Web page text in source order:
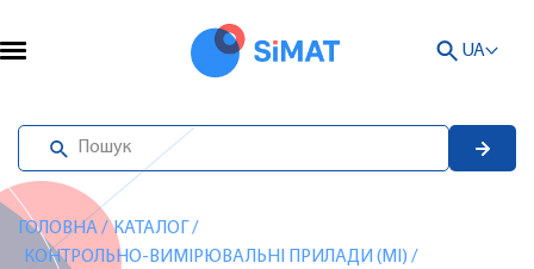
UA
ГОЛОВНА/ КАТАЛОГ /
КОНТРОЛЬНО-ВИМІРЮВАЛЬНІ ПРИЛАДИ (MI) /